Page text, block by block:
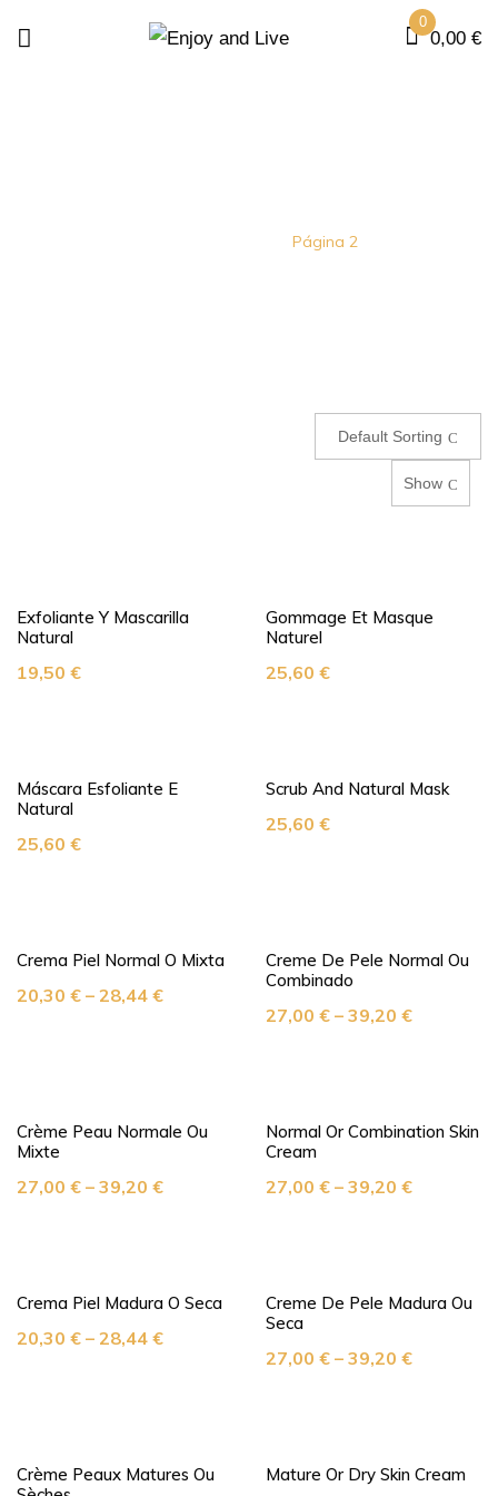
0
0,00 €
Página 2
Default Sorting
Show
Exfoliante Y Mascarilla
Natural
19,50 €
Gommage Et Masque
Naturel
25,60 €
Máscara Esfoliante E
Natural
25,60 €
Scrub And Natural Mask
25,60 €
Crema Piel Normal O Mixta
20,30 € – 28,44 €
Creme De Pele Normal Ou
Combinado
27,00 € – 39,20 €
Crème Peau Normale Ou
Mixte
27,00 € – 39,20 €
Normal Or Combination Skin
Cream
27,00 € – 39,20 €
Crema Piel Madura O Seca
20,30 € – 28,44 €
Creme De Pele Madura Ou
Seca
27,00 € – 39,20 €
Crème Peaux Matures Ou
Mature Or Dry Skin Cream